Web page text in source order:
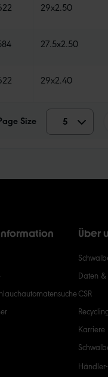
29x2.50
27.5x2.50
29x2.40
Size 5 5
50
Über
Daten
CSR
Karriere